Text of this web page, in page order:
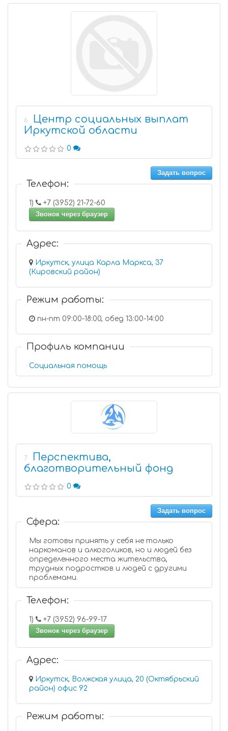
6
Центр социальных выплат
Иркутской области
0
Задать вопрос
Телефон:
1)
+7 (3952) 21-72-60
Звонок через браузер
Адрес:
Иркутск, улица Карла Маркса, 37
(Кировский район)
Режим работы:
пн-пт 09:00-18:00, обед 13:00-14:00
Профиль компании
Социальная помощь
7
Перспектива,
благотворительный фонд
0
Задать вопрос
Сфера:
Мы готовы принять у себя не только
наркоманов и алкоголиков, но и людей без
определенного места жительства,
трудных подростков и людей с другими
проблемами.
Телефон:
1)
+7 (3952) 96-99-17
Звонок через браузер
Адрес:
Иркутск, Волжская улица, 20 (Октябрьский
район) офис 92
Режим работы: